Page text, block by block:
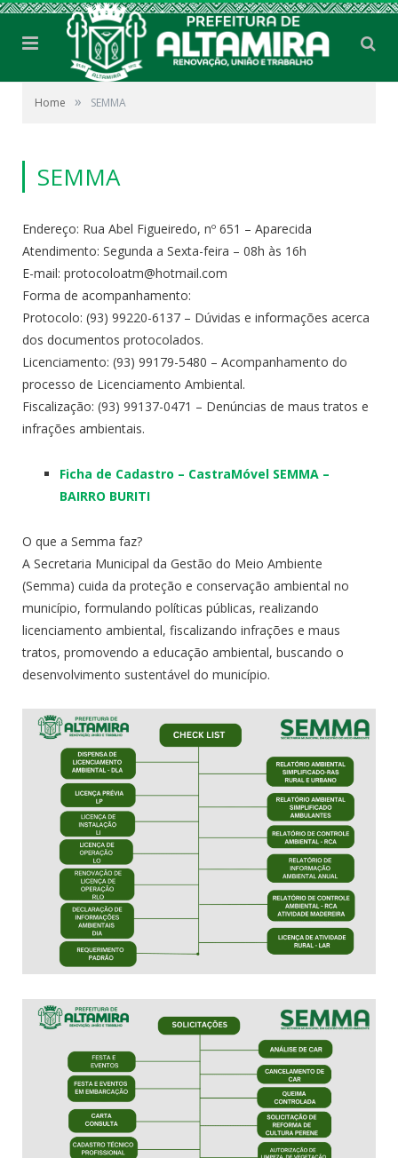
Home » SEMMA
SEMMA
Endereço: Rua Abel Figueiredo, nº 651 – Aparecida
Atendimento: Segunda a Sexta-feira – 08h às 16h
E-mail: protocoloatm@hotmail.com
Forma de acompanhamento:
Protocolo: (93) 99220-6137 – Dúvidas e informações acerca
dos documentos protocolados.
Licenciamento: (93) 99179-5480 – Acompanhamento do
processo de Licenciamento Ambiental.
Fiscalização: (93) 99137-0471 – Denúncias de maus tratos e
infrações ambientais.
Ficha de Cadastro – CastraMóvel SEMMA –
BAIRRO BURITI
O que a Semma faz?
A Secretaria Municipal da Gestão do Meio Ambiente
(Semma) cuida da proteção e conservação ambiental no
município, formulando políticas públicas, realizando
licenciamento ambiental, fiscalizando infrações e maus
tratos, promovendo a educação ambiental, buscando o
desenvolvimento sustentável do município.